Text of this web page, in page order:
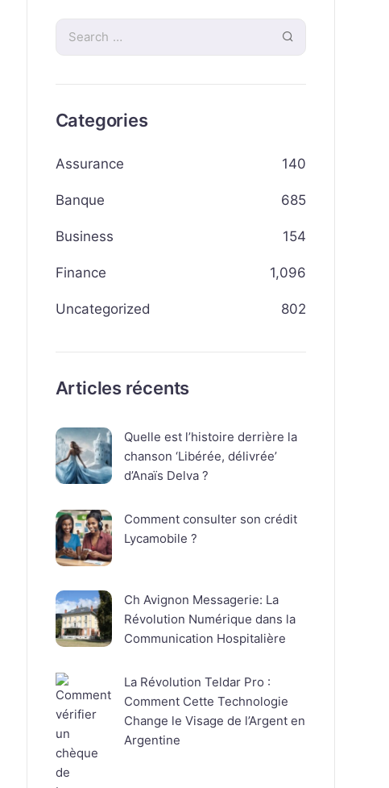
Categories
Assurance 140
Banque 685
Business 154
Finance 1,096
Uncategorized 802
Articles récents
Quelle est l’histoire derrière la
chanson ‘Libérée, délivrée’
d’Anaïs Delva ?
Comment consulter son crédit
Lycamobile ?
Ch Avignon Messagerie: La
Révolution Numérique dans la
Communication Hospitalière
La Révolution Teldar Pro :
Comment Cette Technologie
Change le Visage de l’Argent en
Argentine